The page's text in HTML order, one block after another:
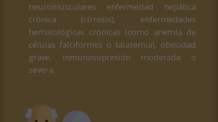
neuromusculares enfermedad hepática
crónica (cirrosis), enfermedades
hematológicas crónicas (como anemia de
células falciformes o talasemia), obesidad
grave, inmunosupresión moderada o
severa.